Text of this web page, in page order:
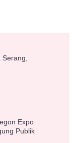
Expo
Publik